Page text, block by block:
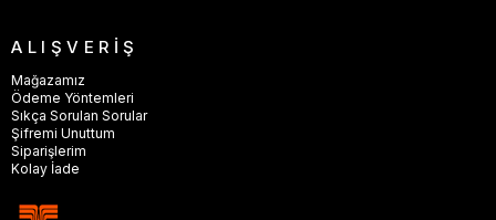
ALIŞVERİŞ
Mağazamız
Ödeme Yöntemleri
Sıkça Sorulan Sorular
Şifremi Unuttum
Siparişlerim
Kolay İade